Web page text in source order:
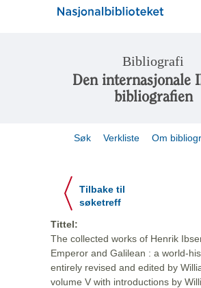
Bibliografi
Den internasjonale
bibliografien
Søk Verkliste Om
Tilbake til
søketreff
Tittel:
The collected works of Henrik
Emperor and Galilean : a world-
entirely revised and edited by
volume V with introductions by